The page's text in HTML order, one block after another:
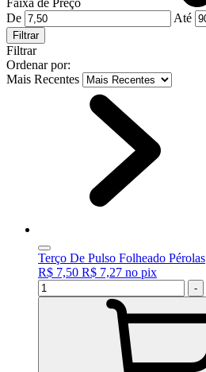
De
Até
Filtrar
Filtrar
Ordenar por:
Mais Recentes
Terço De Pulso Folheado Pérolas
R$ 7,50 R$ 7,27 no pix
-